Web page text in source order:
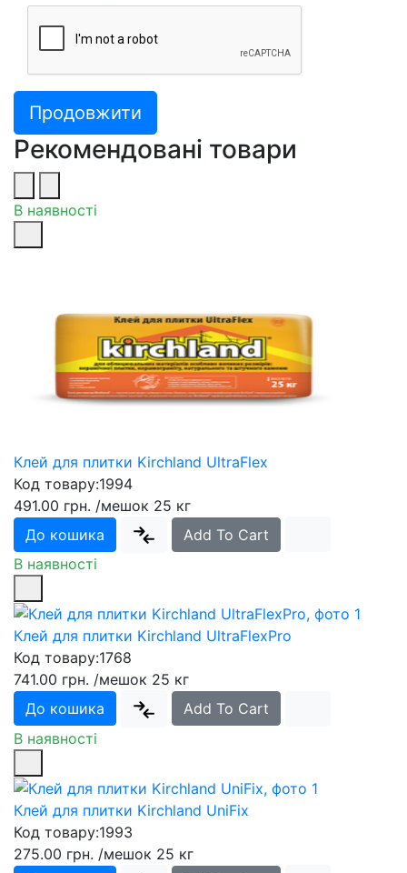
Продовжити
Рекомендовані товари
В наявності
Клей для плитки Kirchland UltraFlex
Код товару:1994
491.00 грн. /мешок 25 кг
До кошика
Add To Cart
В наявності
Клей для плитки Kirchland UltraFlexPro
Код товару:1768
741.00 грн. /мешок 25 кг
До кошика
Add To Cart
В наявності
Клей для плитки Kirchland UniFix
Код товару:1993
275.00 грн. /мешок 25 кг